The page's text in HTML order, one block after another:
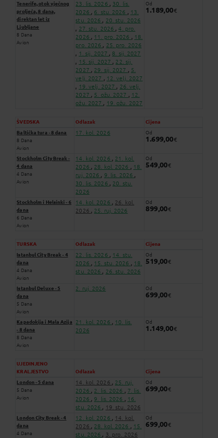
Tenerife, otok vječnog
proljeća, 8 dana,
direktan let iz
Ljubljane
8 Dana
Avion
23. lis. 2026 , 30. lis.
2026 , 6. stu. 2026 , 13.
stu. 2026 , 20. stu. 2026
, 27. stu. 2026 ,4. pro.
2026 , 11. pro. 2026 , 18.
pro. 2026 , 25. pro. 2026
, 1. sij. 2027 , 8. sij. 2027
, 15. sij. 2027 , 22. sij.
2027 , 29. sij. 2027 , 5.
velj. 2027 , 12. velj. 2027
, 19. velj. 2027 , 26. velj.
2027 , 5. ožu. 2027 , 12.
ožu. 2027 , 19. ožu. 2027
Od
1.189,00€
ŠVEDSKA Odlazak
Cijena
Baltička tura - 8 dana
8 Dana
Avion
17. kol. 2026 Od
1.699,00€
Stockholm City Break -
4 dana
4 Dana
Avion
14. kol. 2026 , 21. kol.
2026 , 28. kol. 2026 , 18.
ruj. 2026 , 9. lis. 2026 ,
30. lis. 2026 , 20. stu.
2026
Od
549,00€
Stockholm i Helsinki - 6
dana
6 Dana
Avion
14. kol. 2026 , 26. kol.
2026 , 25. ruj. 2026
Od
899,00€
TURSKA Odlazak
Cijena
Istanbul City Break - 4
dana
4 Dana
Avion
22. lis. 2026 , 14. stu.
2026 , 15. stu. 2026 , 18.
stu. 2026 , 26. stu. 2026
Od
519,00€
Istanbul Deluxe - 5
dana
5 Dana
Avion
2. ruj. 2026 Od
699,00€
Kapadokija i Mala Azija
- 8 dana
8 Dana
Avion
21. kol. 2026 , 10. lis.
2026
Od
1.149,00€
UJEDINJENO
KRALJESTVO
Odlazak
Cijena
London - 5 dana
5 Dana
Avion
14. kol. 2026 , 25. ruj.
2026 , 2. lis. 2026 , 7. lis.
2026 , 9. lis. 2026 , 16.
stu. 2026 , 19. stu. 2026
Od
699,00€
London City Break - 4
dana
4 Dana
12. kol. 2026 , 14. kol.
2026 , 28. kol. 2026 , 15.
stu. 2026 , 3. pro. 2026
Od
699,00€